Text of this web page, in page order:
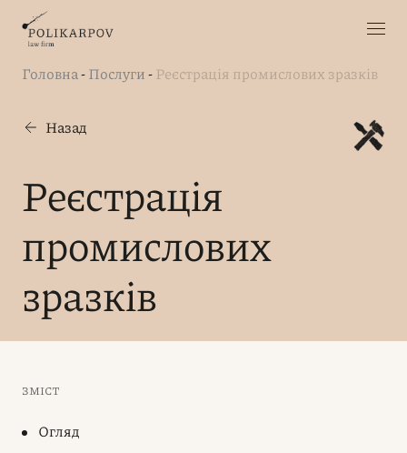
Назад
Головна-Послуги-Реєстрація промислових зразків
Реєстрація
промислових
зразків
ЗМІСТ
Огляд